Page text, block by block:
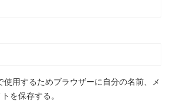
使用するためブラウザーに自分の名前、メ
を保存する。